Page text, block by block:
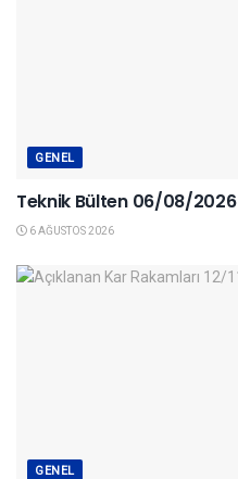
GENEL
Teknik Bülten 06/08/2026
6 AĞUSTOS 2026
GENEL